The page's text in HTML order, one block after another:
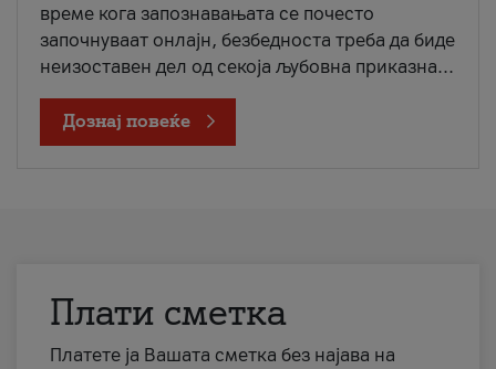
време кога запознавањата се почесто
започнуваат онлајн, безбедноста треба да биде
неизоставен дел од секоја љубовна приказна...
Дознај повеќе
Плати сметка
Платете ја Вашата сметка без најава на